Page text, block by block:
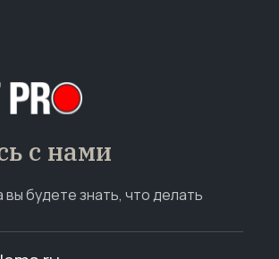
с нами
будете знать, что делать